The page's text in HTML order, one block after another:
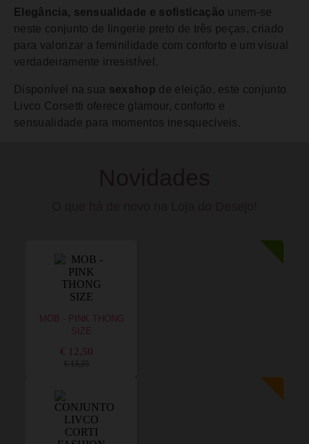
Elegância, sensualidade e sofisticação unem-se
neste conjunto de lingerie preto de três peças, criado
para valorizar a feminilidade com conforto e um visual
verdadeiramente irresistível.
Disponível na sua sexshop de eleição, este conjunto
Livco Corsetti oferece glamour, conforto e
sensualidade para momentos inesquecíveis.
MOB - PINK THONG
SIZE
€ 12,50
€ 13,25